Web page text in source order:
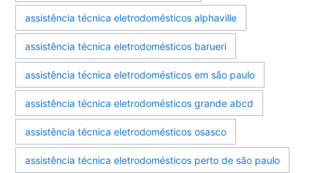
assistência técnica eletrodomésticos alphaville
assistência técnica eletrodomésticos barueri
assistência técnica eletrodomésticos em são paulo
assistência técnica eletrodomésticos grande abcd
assistência técnica eletrodomésticos osasco
assistência técnica eletrodomésticos perto de são paulo